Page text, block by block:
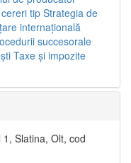
tipStrategia de
internaţională
succesorale
Taxe şi impozite
Slatina, Olt, cod